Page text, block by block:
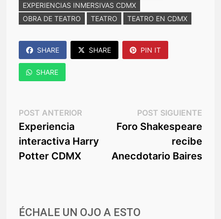
EXPERIENCIAS INMERSIVAS CDMX
OBRA DE TEATRO
TEATRO TEATRO EN CDMX
SHARE SHARE PIN IT
SHARE
Navegación
de
entradas
POST ANTERIORPost
anterior:
Experiencia
interactiva Harry
Potter CDMX
POST SIGUIENTEPost
Foro Shakespeare
recibe
Anecdotario Baires
ÉCHALE UN OJO A ESTO